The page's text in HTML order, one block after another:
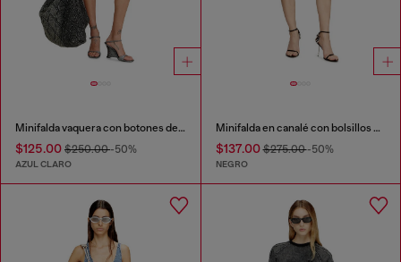
Minifalda vaquera con botones delanteros
$125.00 $250.00-50%
AZUL CLARO
Minifalda en canalé con bolsillos cargo
$137.00$275.00-50%
NEGRO